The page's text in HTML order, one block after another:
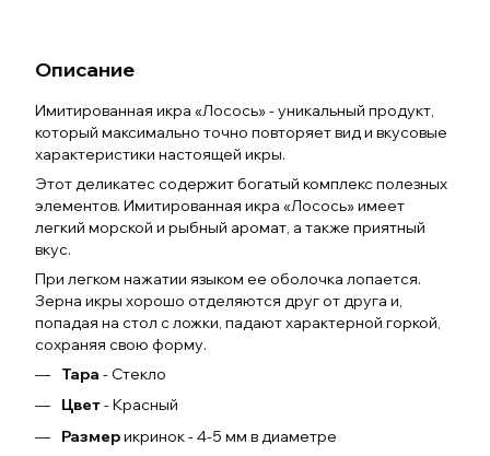
Описание
Имитированная икра «Лосось» - уникальный продукт,
который максимально точно повторяет вид и вкусовые
характеристики настоящей икры.
Этот деликатес содержит богатый комплекс полезных
элементов. Имитированная икра «Лосось» имеет
легкий морской и рыбный аромат, а также приятный
вкус.
При легком нажатии языком ее оболочка лопается.
Зерна икры хорошо отделяются друг от друга и,
попадая на стол с ложки, падают характерной горкой,
сохраняя свою форму.
Тара - Стекло
Цвет- Красный
Размерикринок - 4-5 мм в диаметре